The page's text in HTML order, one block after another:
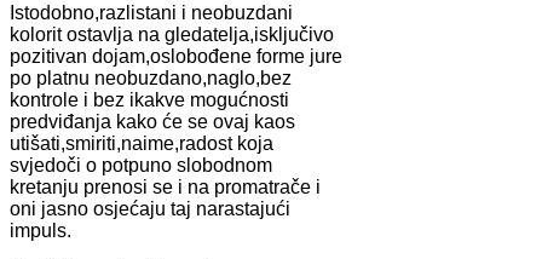
Istodobno,razlistani i neobuzdani
kolorit ostavlja na gledatelja,isključivo
pozitivan dojam,oslobođene forme jure
po platnu neobuzdano,naglo,bez
kontrole i bez ikakve mogućnosti
predviđanja kako će se ovaj kaos
utišati,smiriti,naime,radost koja
svjedoči o potpuno slobodnom
kretanju prenosi se i na promatrače i
oni jasno osjećaju taj narastajući
impuls.